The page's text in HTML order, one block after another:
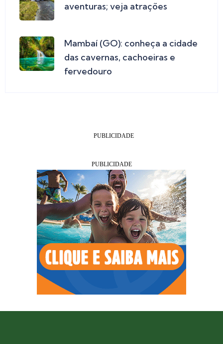
aventuras; veja atrações
Mambaí (GO): conheça a cidade
das cavernas, cachoeiras e
fervedouro